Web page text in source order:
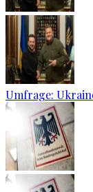
Umfrage: